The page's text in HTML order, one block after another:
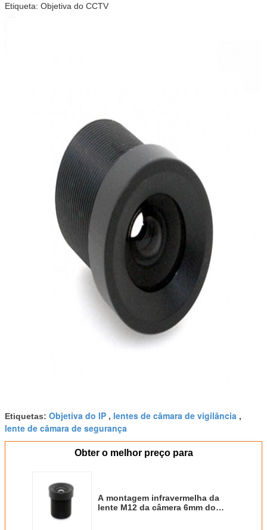
Etiqueta: Objetiva do CCTV
Etiquetas: Objetiva do IP , lentes de câmara de vigilância ,
lente de câmara de segurança
Obter o melhor preço para
A montagem infravermelha da
lente M12 da câmera 6mm do